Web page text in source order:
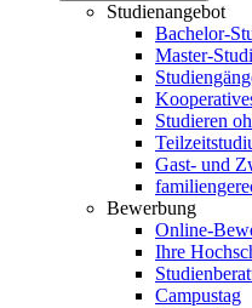
Studienangebot
Bachelor-
Master-
Studieren
Gast- und
Bewerbung
Online-
Ihre
Campustag